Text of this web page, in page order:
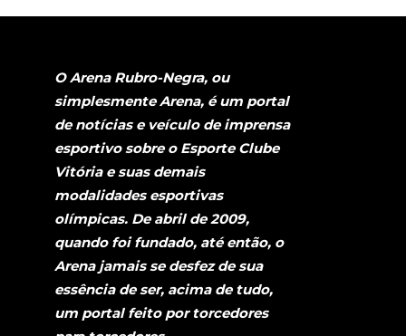
O Arena Rubro-Negra, ou
simplesmente Arena, é um portal
de notícias e veículo de imprensa
esportivo sobre o Esporte Clube
Vitória e suas demais
modalidades esportivas
olímpicas. De abril de 2009,
quando foi fundado, até então, o
Arena jamais se desfez de sua
essência de ser, acima de tudo,
um portal feito por torcedores